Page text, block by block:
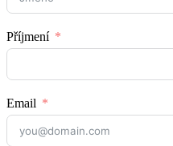
Příjmení
Email